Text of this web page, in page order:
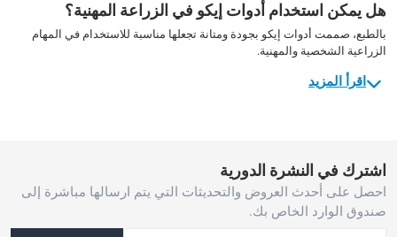
هل يمكن استخدام أدوات إيكو في الزراعة المهنية؟
بالطبع، صممت أدوات إيكو بجودة ومتانة تجعلها مناسبة للاستخدام في المهام
الزراعية الشخصية والمهنية.
اقرأ المزيد
اشترك في النشرة الدورية
احصل على أحدث العروض والتحديثات التي يتم ارسالها مباشرة إلى
صندوق الوارد الخاص بك.